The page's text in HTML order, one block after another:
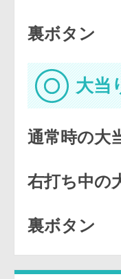
裏ボタン
大当
通常時の大
右打ち中の
裏ボタン